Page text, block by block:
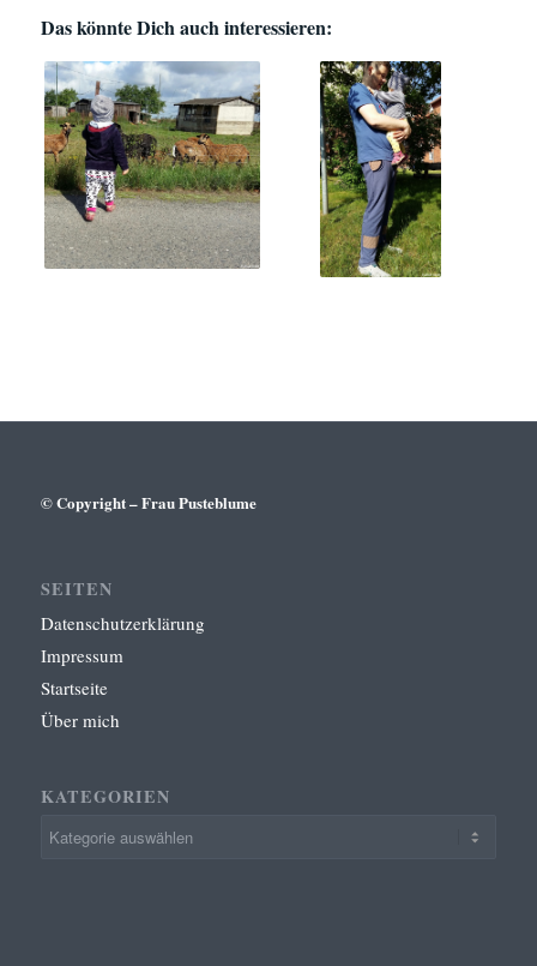
Das könnte Dich auch interessieren:
© Copyright – Frau Pusteblume
SEITEN
Datenschutzerklärung
Impressum
Startseite
Über mich
KATEGORIEN